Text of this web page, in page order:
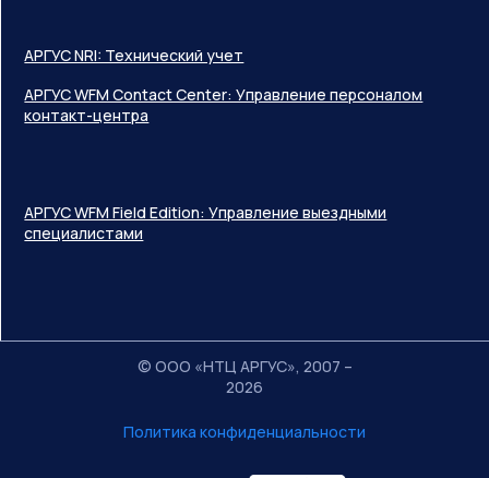
АРГУС WFM Field Edition: Управление выездными
специалистами
АРГУС NRI: Технический учет
АРГУС WFM Contact Center: Управление персоналом
контакт-центра
© ООО «НТЦ АРГУС», 2007 –
2026
Политика конфиденциальности